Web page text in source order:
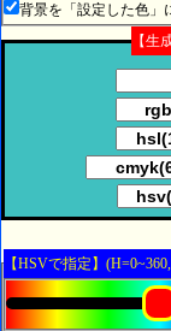
背景を「設定した色」
【生
【HSVで指定】